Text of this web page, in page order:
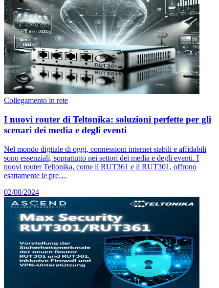
Collegamento in rete
I nuovi router di Teltonika: soluzioni perfette per gli
scenari dei media e degli eventi
Nel mondo digitale di oggi, connessioni internet stabili e affidabili
sono essenziali, soprattutto nei settori dei media e degli eventi. I
nuovi router Teltonika, come il RUT361 e il RUT301, offrono
esattamente le pre…
02/08/2024